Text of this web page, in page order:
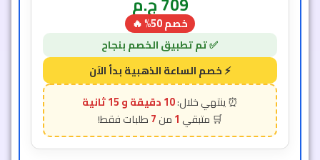
خصم 50% 🔥
10 دقيقة و 12 ثانية
1
7